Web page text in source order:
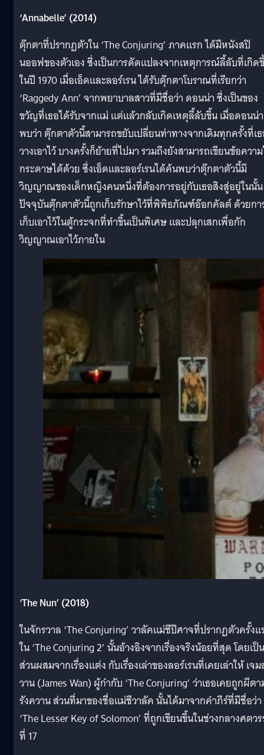
‘Annabelle’ (2014)
ตุ๊กตาที่ปรากฏตัวใน ‘The Conjuring’ ภาคแรก ได้มีหนังสปิ
นออฟของตัวเอง ซึ่งเป็นการดัดแปลงจากเหตุการณ์ลี้ลับที่เกิด
ในปี 1970 เมื่อเอ็ดและลอร์เรน ได้รับตุ๊กตาโบราณที่เรียกว่า
‘Raggedy Ann’ จากพยาบาลสาวที่มีชื่อว่า ดอนน่า ซึ่งเป็นของ
ขวัญที่เธอได้รับจากแม่ แต่แล้วกลับเกิดเหตุลี้ลับขึ้น เมื่อดอนน่า
พบว่า ตุ๊กตาตัวนี้สามารถขยับเปลี่ยนท่าทางจากเดิมทุกครั้งที่เ
วางเอาไว้ บางครั้งก็ย้ายที่ไปมา รวมถึงยังสามารถเขียนข้อควา
กระดาษได้ด้วย ซึ่งเอ็ดและลอร์เรนได้ค้นพบว่าตุ๊กตาตัวนี้มี
วิญญาณของเด็กหญิงคนหนึ่งที่ต้องการอยู่กับเธอสิงสู่อยู่ในนั้น
ปัจจุบันตุ๊กตาตัวนี้ถูกเก็บรักษาไว้ที่พิพิธภัณฑ์อ๊อกคัลต์ ด้วยกา
เก็บเอาไว้ในตู้กระจกที่ทำขึ้นเป็นพิเศษ และปลุกเสกเพื่อกัก
วิญญาณเอาไว้ภายใน
‘The Nun’ (2018)
ในจักรวาล ‘The Conjuring’ วาลัคแม่ชีปีศาจที่ปรากฏตัวครั้ง
ใน ‘The Conjuring 2’ นั้นอ้างอิงจากเรื่องจริงน้อยที่สุด โดยเป็น
ส่วนผสมจากเรื่องแต่ง กับเรื่องเล่าของลอร์เรนที่เคยเล่าให้ เจ
วาน (James Wan) ผู้กำกับ ‘The Conjuring’ ว่าเธอเคยถูกผีต
รังควาน ส่วนที่มาของชื่อแม่ชีวาลัค นั้นได้มาจากคำภีร์ที่มีชื่อว่า
‘The Lesser Key of Solomon’ ที่ถูกเขียนขึ้นในช่วงกลางศตว
ที่ 17